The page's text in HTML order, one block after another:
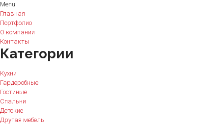
Menu
Главная
Портфолио
О компании
Контакты
Категории
Кухни
Гардеробные
Гостиные
Спальни
Детские
Другая мебель